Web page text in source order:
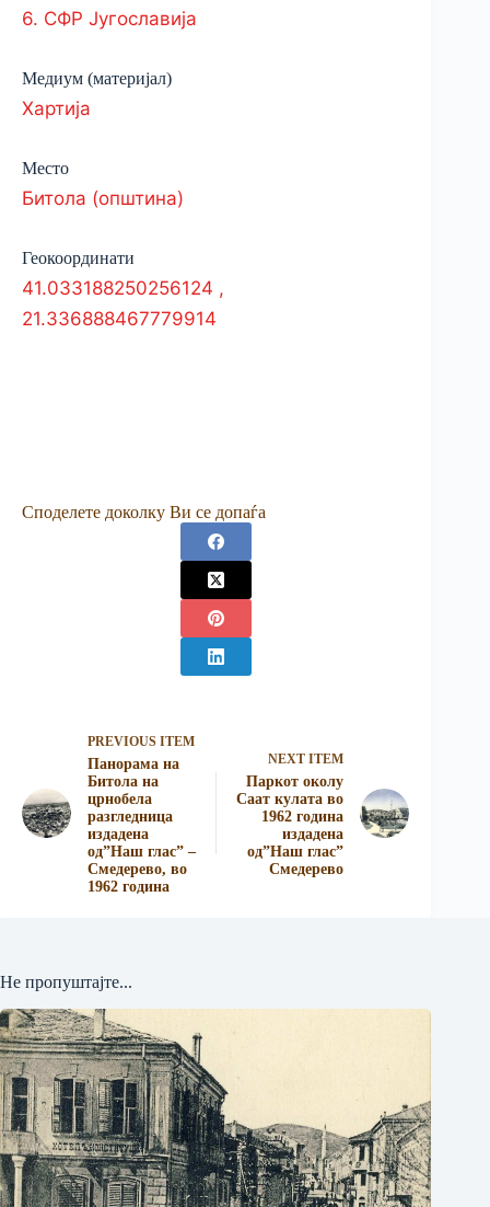
6. СФР Југославија
Медиум (материјал)
Хартија
Место
Битола (општина)
Геокоординати
41.033188250256124 ,
21.336888467779914
Споделете доколку Ви се допаѓа
PREVIOUS ITEM
Панорама на
Битола на
црно­бела
разгледница
издадена
од”Наш глас” –
Смедерево, во
1962 година
NEXT ITEM
Паркот околу
Саат кулата во
1962 година
издадена
од”Наш глас”
Смедерево
Не пропуштајте...